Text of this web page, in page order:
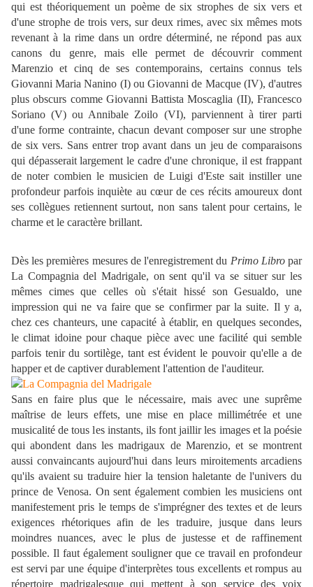
qui est théoriquement un poème de six strophes de six vers et
d'une strophe de trois vers, sur deux rimes, avec six mêmes mots
revenant à la rime dans un ordre déterminé, ne répond pas aux
canons du genre, mais elle permet de découvrir comment
Marenzio et cinq de ses contemporains, certains connus tels
Giovanni Maria Nanino (I) ou Giovanni de Macque (IV), d'autres
plus obscurs comme Giovanni Battista Moscaglia (II), Francesco
Soriano (V) ou Annibale Zoilo (VI), parviennent à tirer parti
d'une forme contrainte, chacun devant composer sur une strophe
de six vers. Sans entrer trop avant dans un jeu de comparaisons
qui dépasserait largement le cadre d'une chronique, il est frappant
de noter combien le musicien de Luigi d'Este sait instiller une
profondeur parfois inquiète au cœur de ces récits amoureux dont
ses collègues retiennent surtout, non sans talent pour certains, le
charme et le caractère brillant.
Dès les premières mesures de l'enregistrement du Primo Libropar
La Compagnia del Madrigale, on sent qu'il va se situer sur les
mêmes cimes que celles où s'était hissé son Gesualdo, une
impression qui ne va faire que se confirmer par la suite. Il y a,
chez ces chanteurs, une capacité à établir, en quelques secondes,
le climat idoine pour chaque pièce avec une facilité qui semble
parfois tenir du sortilège, tant est évident le pouvoir qu'elle a de
happer et de captiver durablement l'attention de l'auditeur.
Sans en faire plus que le nécessaire, mais avec une suprême
maîtrise de leurs effets, une mise en place millimétrée et une
musicalité de tous les instants, ils font jaillir les images et la poésie
qui abondent dans les madrigaux de Marenzio, et se montrent
aussi convaincants aujourd'hui dans leurs miroitements arcadiens
qu'ils avaient su traduire hier la tension haletante de l'univers du
prince de Venosa. On sent également combien les musiciens ont
manifestement pris le temps de s'imprégner des textes et de leurs
exigences rhétoriques afin de les traduire, jusque dans leurs
moindres nuances, avec le plus de justesse et de raffinement
possible. Il faut également souligner que ce travail en profondeur
est servi par une équipe d'interprètes tous excellents et rompus au
répertoire madrigalesque qui mettent à son service des voix